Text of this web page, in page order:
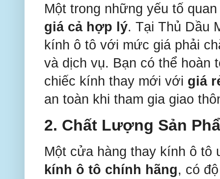
Một trong những yếu tố
giá cả hợp lý. Tại Thủ Dầu
kính ô tô với mức giá phải
và dịch vụ. Bạn có thể hoàn
chiếc kính thay mới với giá
an toàn khi tham gia giao
2. Chất Lượng Sản
Một cửa hàng thay kính ô tô
kính ô tô chính hãng, có